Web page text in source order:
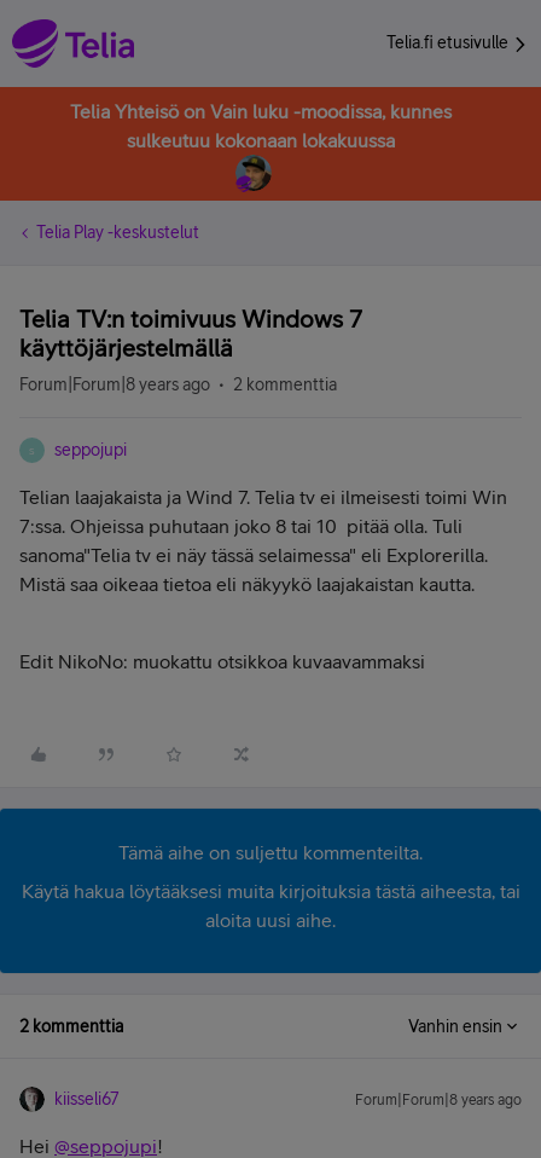
Telia.fi etusivulle
Telia Yhteisö on Vain luku -moodissa, kunnes
sulkeutuu kokonaan lokakuussa
Telia Play -keskustelut
Telia TV:n toimivuus Windows 7
käyttöjärjestelmällä
Forum|Forum|8 years ago 2 kommenttia
S seppojupi
Telian laajakaista ja Wind 7. Telia tv ei ilmeisesti toimi Win
7:ssa. Ohjeissa puhutaan joko 8 tai 10 pitää olla. Tuli
sanoma"Telia tv ei näy tässä selaimessa" eli Explorerilla.
Mistä saa oikeaa tietoa eli näkyykö laajakaistan kautta.
Edit NikoNo: muokattu otsikkoa kuvaavammaksi
Tämä aihe on suljettu kommenteilta.
Käytä hakua löytääksesi muita kirjoituksia tästä aiheesta, tai
aloita uusi aihe.
2 kommenttia Vanhin ensin
kiisseli67 Forum|Forum|8 years ago
Hei @seppojupi!